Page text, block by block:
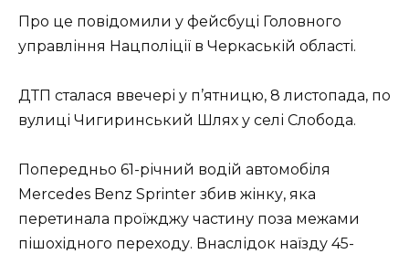
Про це повідомили у фейсбуці Головного
управління Нацполіції в Черкаській області.
ДТП сталася ввечері у п’ятницю, 8 листопада, по
вулиці Чигиринський Шлях у селі Слобода.
Попередньо 61-річний водій автомобіля
Mercedes Benz Sprinter збив жінку, яка
перетинала проїжджу частину поза межами
пішохідного переходу. Внаслідок наїзду 45-